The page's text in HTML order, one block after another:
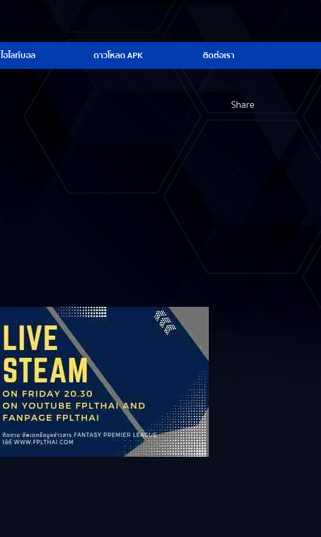
ไฮไลท์บอล ดาวโหลด APK ติดต่อเรา
Share